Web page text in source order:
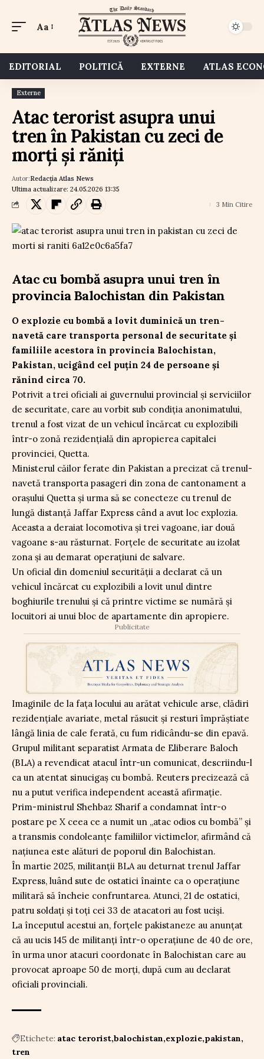
Aa
EDITORIAL POLITICĂ EXTERNE ATLAS
Externe
Atac terorist asupra unui
tren în Pakistan cu zeci de
morți și răniți
Ultima actualizare: 24.05.2026 13:35
Autor:Redacția Atlas News
3 Min Citire
Atac cu bombă asupra unui tren în
provincia Balochistan din Pakistan
O explozie cu bombă a lovit duminică un tren-
navetă care transporta personal de securitate și
familiile acestora în provincia Balochistan,
Pakistan, ucigând cel puțin 24 de persoane și
rănind circa 70.
Potrivit a trei oficiali ai guvernului provincial și serviciilor
de securitate, care au vorbit sub condiția anonimatului,
trenul a fost vizat de un vehicul încărcat cu explozibili
într-o zonă rezidențială din apropierea capitalei
provinciei, Quetta.
Ministerul căilor ferate din Pakistan a precizat că trenul-
navetă transporta pasageri din zona de cantonament a
orașului Quetta și urma să se conecteze cu trenul de
lungă distanță Jaffar Express când a avut loc explozia.
Aceasta a deraiat locomotiva și trei vagoane, iar două
vagoane s-au răsturnat. Forțele de securitate au izolat
zona și au demarat operațiuni de salvare.
Un oficial din domeniul securității a declarat că un
vehicul încărcat cu explozibili a lovit unul dintre
boghiurile trenului și că printre victime se numără și
locuitori ai unui bloc de apartamente din apropiere.
Publicitate
Imaginile de la fața locului au arătat vehicule arse, clădiri
rezidențiale avariate, metal răsucit și resturi împrăștiate
lângă linia de cale ferată, cu fum ridicându-se din epavă.
Grupul militant separatist Armata de Eliberare Baloch
(BLA) a revendicat atacul într-un comunicat, descriindu-l
ca un atentat sinucigaș cu bombă. Reuters precizează că
nu a putut verifica independent această afirmație.
Prim-ministrul Shehbaz Sharif a condamnat într-o
postare pe X ceea ce a numit un „atac odios cu bombă” și
a transmis condoleanțe familiilor victimelor, afirmând că
națiunea este alături de poporul din Balochistan.
În martie 2025, militanții BLA au deturnat trenul Jaffar
Express, luând sute de ostatici înainte ca o operațiune
militară să încheie confruntarea. Atunci, 21 de ostatici,
patru soldați și toți cei 33 de atacatori au fost uciși.
La începutul acestui an, forțele pakistaneze au anunțat
că au ucis 145 de militanți într-o operațiune de 40 de ore,
în urma unor atacuri coordonate în Balochistan care au
provocat aproape 50 de morți, după cum au declarat
oficiali provinciali.
Etichete: atac terorist balochistan explozie pakistan
tren